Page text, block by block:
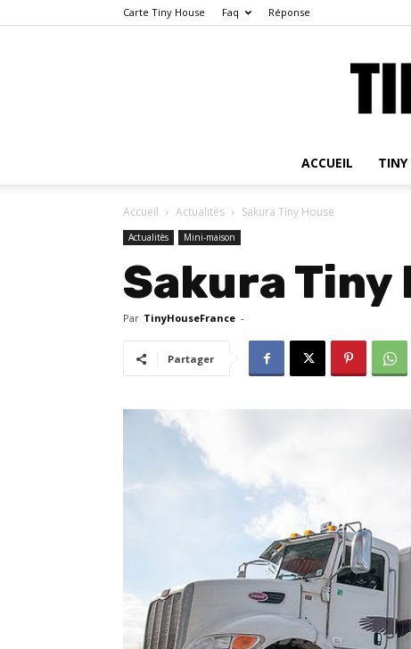
Carte Tiny House Faq Réponse
ACCUEIL TINY
Accueil Actualitès Sakura Tiny House
Actualitès Mini-maison
Sakura Tiny
Par TinyHouseFrance -
Partager